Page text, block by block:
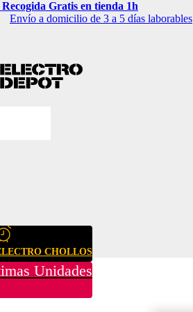
Gratis en tienda 1h
Envío a domicilio de 3 a 5 días laborables
CHOLLOS
Unidades